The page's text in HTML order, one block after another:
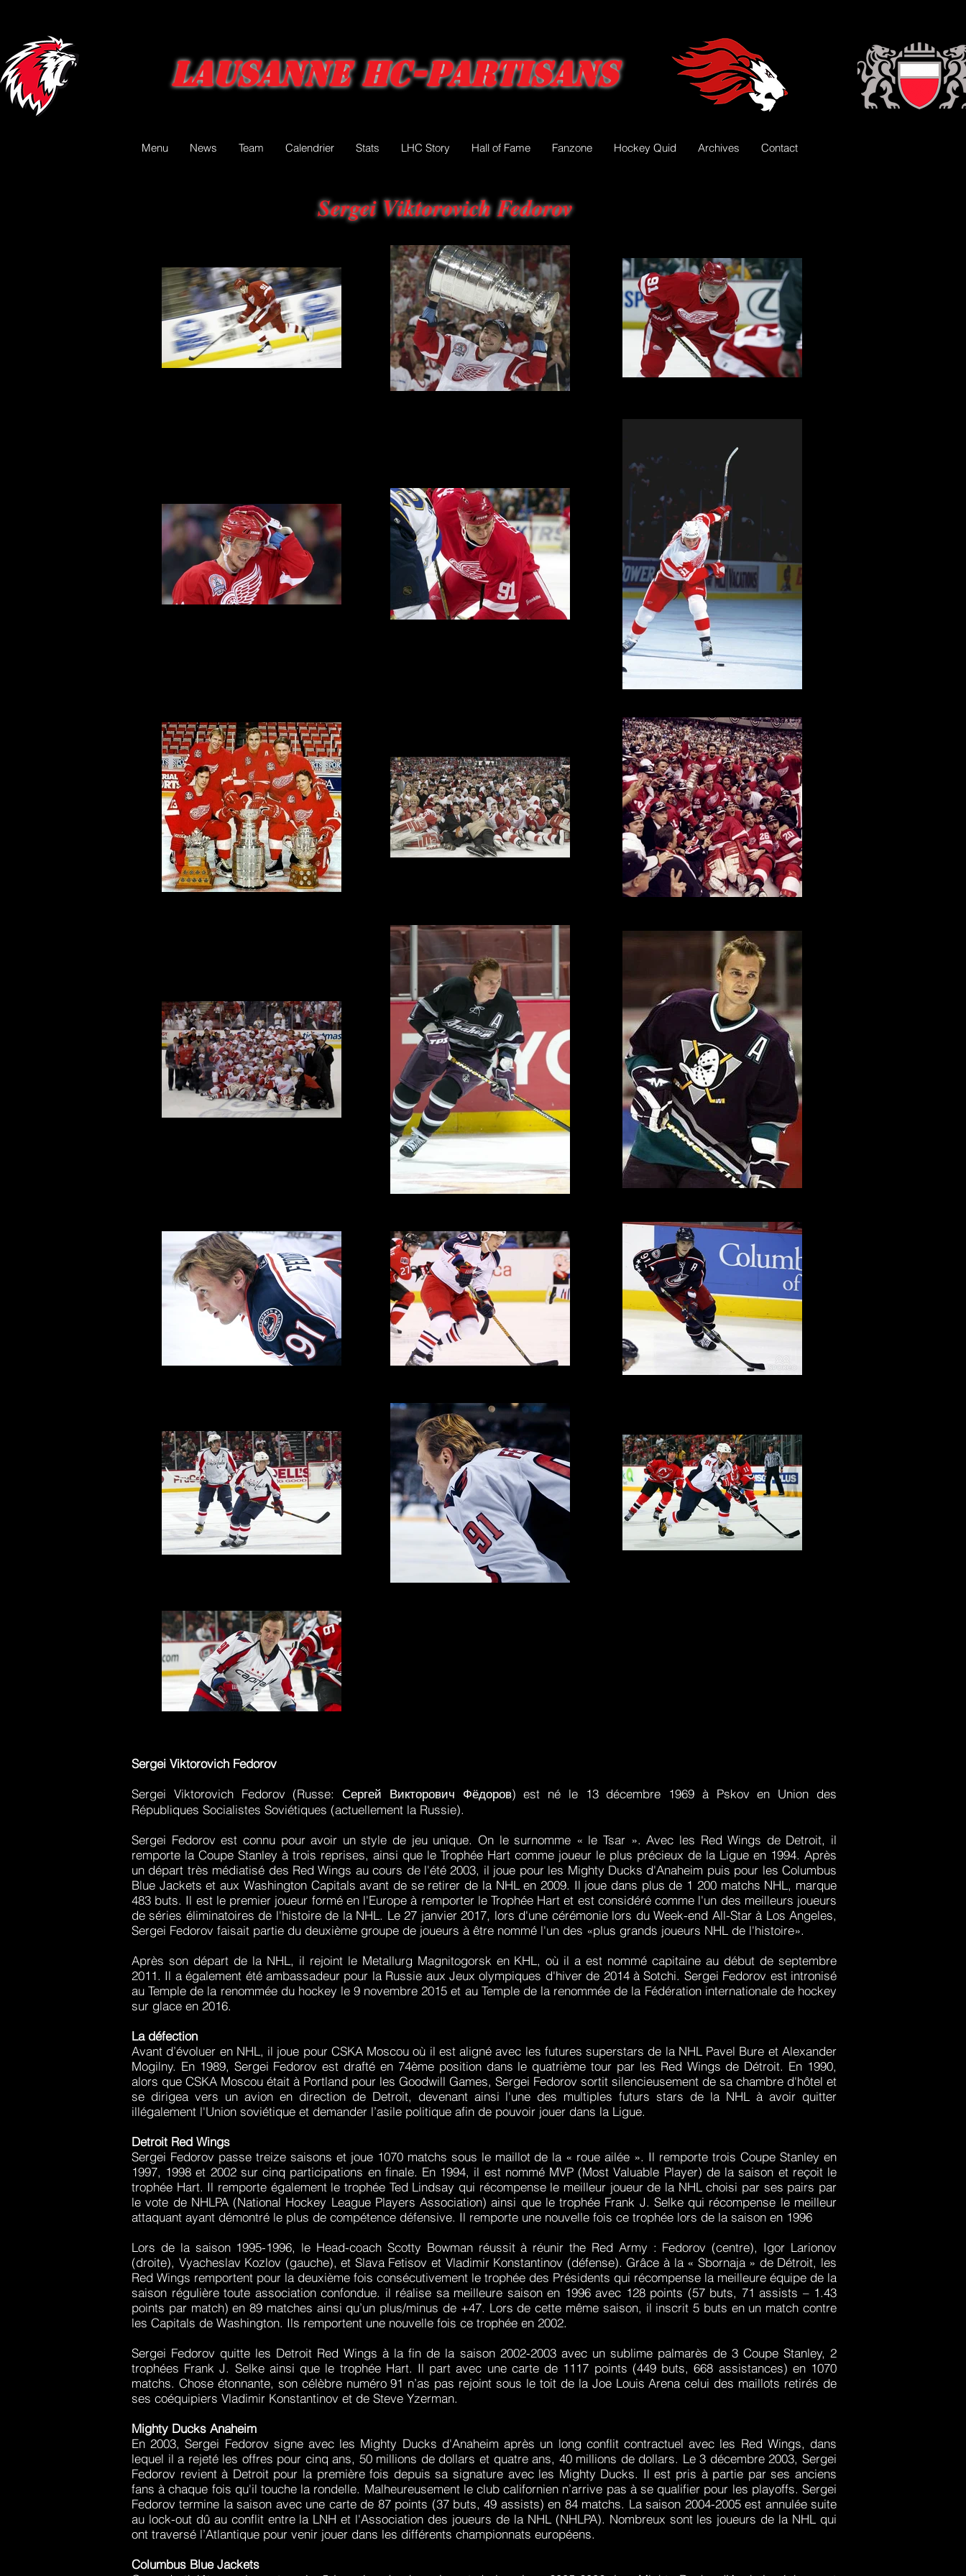
Lausanne HC-Partisans
Menu News Team Calendrier Stats LHC Story Hall of Fame Fanzone Hockey Quid Archives Contact
Sergei Viktorovich Fedorov
Sergei Viktorovich Fedorov
Sergei Viktorovich Fedorov (Russe: Сергей Викторович Фёдоров) est né le 13 décembre 1969 à Pskov en Union des
Républiques Socialistes Soviétiques (actuellement la Russie).
Sergei Fedorov est connu pour avoir un style de jeu unique. On le surnomme « le Tsar ». Avec les Red Wings de Detroit, il
remporte la Coupe Stanley à trois reprises, ainsi que le Trophée Hart comme joueur le plus précieux de la Ligue en 1994. Après
un départ très médiatisé des Red Wings au cours de l'été 2003, il joue pour les Mighty Ducks d'Anaheim puis pour les Columbus
Blue Jackets et aux Washington Capitals avant de se retirer de la NHL en 2009. Il joue dans plus de 1 200 matchs NHL, marque
483 buts. Il est le premier joueur formé en l'Europe à remporter le Trophée Hart et est considéré comme l'un des meilleurs joueurs
de séries éliminatoires de l'histoire de la NHL. Le 27 janvier 2017, lors d'une cérémonie lors du Week-end All-Star à Los Angeles,
Sergei Fedorov faisait partie du deuxième groupe de joueurs à être nommé l'un des «plus grands joueurs NHL de l'histoire».
Après son départ de la NHL, il rejoint le Metallurg Magnitogorsk en KHL, où il a est nommé capitaine au début de septembre
2011. Il a également été ambassadeur pour la Russie aux Jeux olympiques d'hiver de 2014 à Sotchi. Sergei Fedorov est intronisé
au Temple de la renommée du hockey le 9 novembre 2015 et au Temple de la renommée de la Fédération internationale de hockey
sur glace en 2016.
La défection
Avant d’évoluer en NHL, il joue pour CSKA Moscou où il est aligné avec les futures superstars de la NHL Pavel Bure et Alexander
Mogilny. En 1989, Sergei Fedorov est drafté en 74ème position dans le quatrième tour par les Red Wings de Détroit. En 1990,
alors que CSKA Moscou était à Portland pour les Goodwill Games, Sergei Fedorov sortit silencieusement de sa chambre d'hôtel et
se dirigea vers un avion en direction de Detroit, devenant ainsi l'une des multiples futurs stars de la NHL à avoir quitter
illégalement l'Union soviétique et demander l’asile politique afin de pouvoir jouer dans la Ligue.
Detroit Red Wings
Sergei Fedorov passe treize saisons et joue 1070 matchs sous le maillot de la « roue ailée ». Il remporte trois Coupe Stanley en
1997, 1998 et 2002 sur cinq participations en finale. En 1994, il est nommé MVP (Most Valuable Player) de la saison et reçoit le
trophée Hart. Il remporte également le trophée Ted Lindsay qui récompense le meilleur joueur de la NHL choisi par ses pairs par
le vote de NHLPA (National Hockey League Players Association) ainsi que le trophée Frank J. Selke qui récompense le meilleur
attaquant ayant démontré le plus de compétence défensive. Il remporte une nouvelle fois ce trophée lors de la saison en 1996
Lors de la saison 1995-1996, le Head-coach Scotty Bowman réussit à réunir the Red Army : Fedorov (centre), Igor Larionov
(droite), Vyacheslav Kozlov (gauche), et Slava Fetisov et Vladimir Konstantinov (défense). Grâce à la « Sbornaja » de Détroit, les
Red Wings remportent pour la deuxième fois consécutivement le trophée des Présidents qui récompense la meilleure équipe de la
saison régulière toute association confondue. il réalise sa meilleure saison en 1996 avec 128 points (57 buts, 71 assists – 1.43
points par match) en 89 matches ainsi qu’un plus/minus de +47. Lors de cette même saison, il inscrit 5 buts en un match contre
les Capitals de Washington. Ils remportent une nouvelle fois ce trophée en 2002.
Sergei Fedorov quitte les Detroit Red Wings à la fin de la saison 2002-2003 avec un sublime palmarès de 3 Coupe Stanley, 2
trophées Frank J. Selke ainsi que le trophée Hart. Il part avec une carte de 1117 points (449 buts, 668 assistances) en 1070
matchs. Chose étonnante, son célèbre numéro 91 n’as pas rejoint sous le toit de la Joe Louis Arena celui des maillots retirés de
ses coéquipiers Vladimir Konstantinov et de Steve Yzerman.
Mighty Ducks Anaheim
En 2003, Sergei Fedorov signe avec les Mighty Ducks d'Anaheim après un long conflit contractuel avec les Red Wings, dans
lequel il a rejeté les offres pour cinq ans, 50 millions de dollars et quatre ans, 40 millions de dollars. Le 3 décembre 2003, Sergei
Fedorov revient à Detroit pour la première fois depuis sa signature avec les Mighty Ducks. Il est pris à partie par ses anciens
fans à chaque fois qu'il touche la rondelle. Malheureusement le club californien n’arrive pas à se qualifier pour les playoffs. Sergei
Fedorov termine la saison avec une carte de 87 points (37 buts, 49 assists) en 84 matchs. La saison 2004-2005 est annulée suite
au lock-out dû au conflit entre la LNH et l'Association des joueurs de la NHL (NHLPA). Nombreux sont les joueurs de la NHL qui
ont traversé l’Atlantique pour venir jouer dans les différents championnats européens.
Columbus Blue Jackets